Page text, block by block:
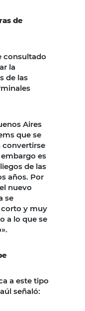
de
consultado
la
de las
Aires
que se
convertirse
es
de las
años. Por
nuevo
se
y muy
a lo que se
a este tipo
señaló: